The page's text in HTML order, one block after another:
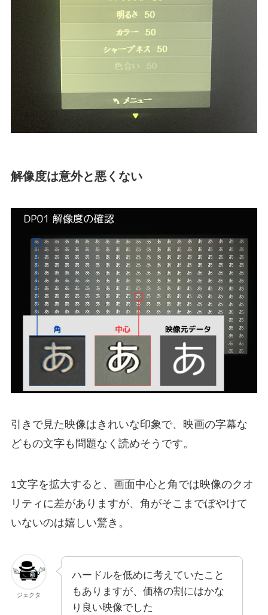
解像度は意外と悪くない
引きで見た映像はきれいな印象で、映画の字幕な
どもの文字も問題なく読めそうです。
1文字を拡大すると、画面中心と角では映像のクオ
リティに差がありますが、角がそこまでぼやけて
いないのは嬉しい驚き。
ジェクタ
ハードルを低めに考えていたこと
もありますが、価格の割にはかな
り良い映像でした